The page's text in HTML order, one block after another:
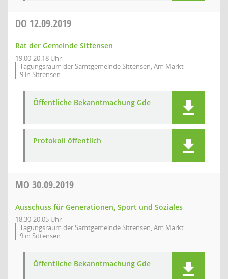
DO 12.09.2019
Rat der Gemeinde Sittensen
19:00-20:18 Uhr
Tagungsraum der Samtgemeinde Sittensen, Am Markt
9 in Sittensen
Öffentliche Bekanntmachung Gde
Protokoll öffentlich
MO 30.09.2019
Ausschuss für Generationen, Sport und Soziales
18:30-20:05 Uhr
Tagungsraum der Samtgemeinde Sittensen, Am Markt
9 in Sittensen
Öffentliche Bekanntmachung Gde